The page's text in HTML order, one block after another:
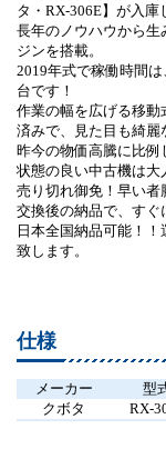
タ・RX-306E】が入庫
長年のノウハウから生
ジンを搭載。
2019年式で稼働時間
台です！
作業の幅を広げる移動
済みで、見た目も綺麗
昨今の物価高騰に比
状態の良い中古機は大
売り切れ御免！早い者
交換後の納品で、すぐ
日本全国納品可能！
致します。
仕様
メーカー 型
クボタ
RX-